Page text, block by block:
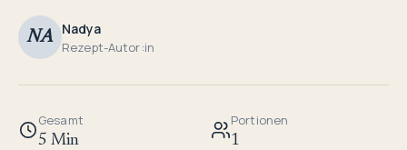
NA Nadya
Rezept-Autor:in
Gesamt
5 Min
Portionen
1